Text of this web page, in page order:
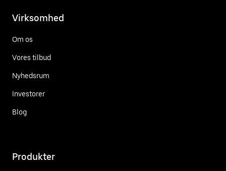
Virksomhed
Om os
Vores tilbud
Nyhedsrum
Investorer
Blog
Produkter